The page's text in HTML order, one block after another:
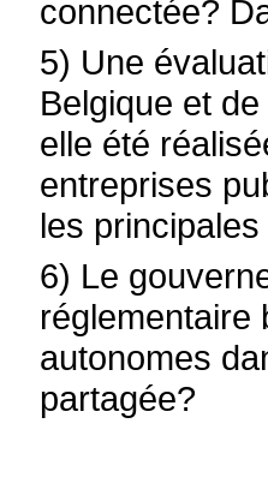
connectée?
5) Une
Belgique et
elle été
entreprises
les
6) Le
réglementaire
autonomes
partagée?